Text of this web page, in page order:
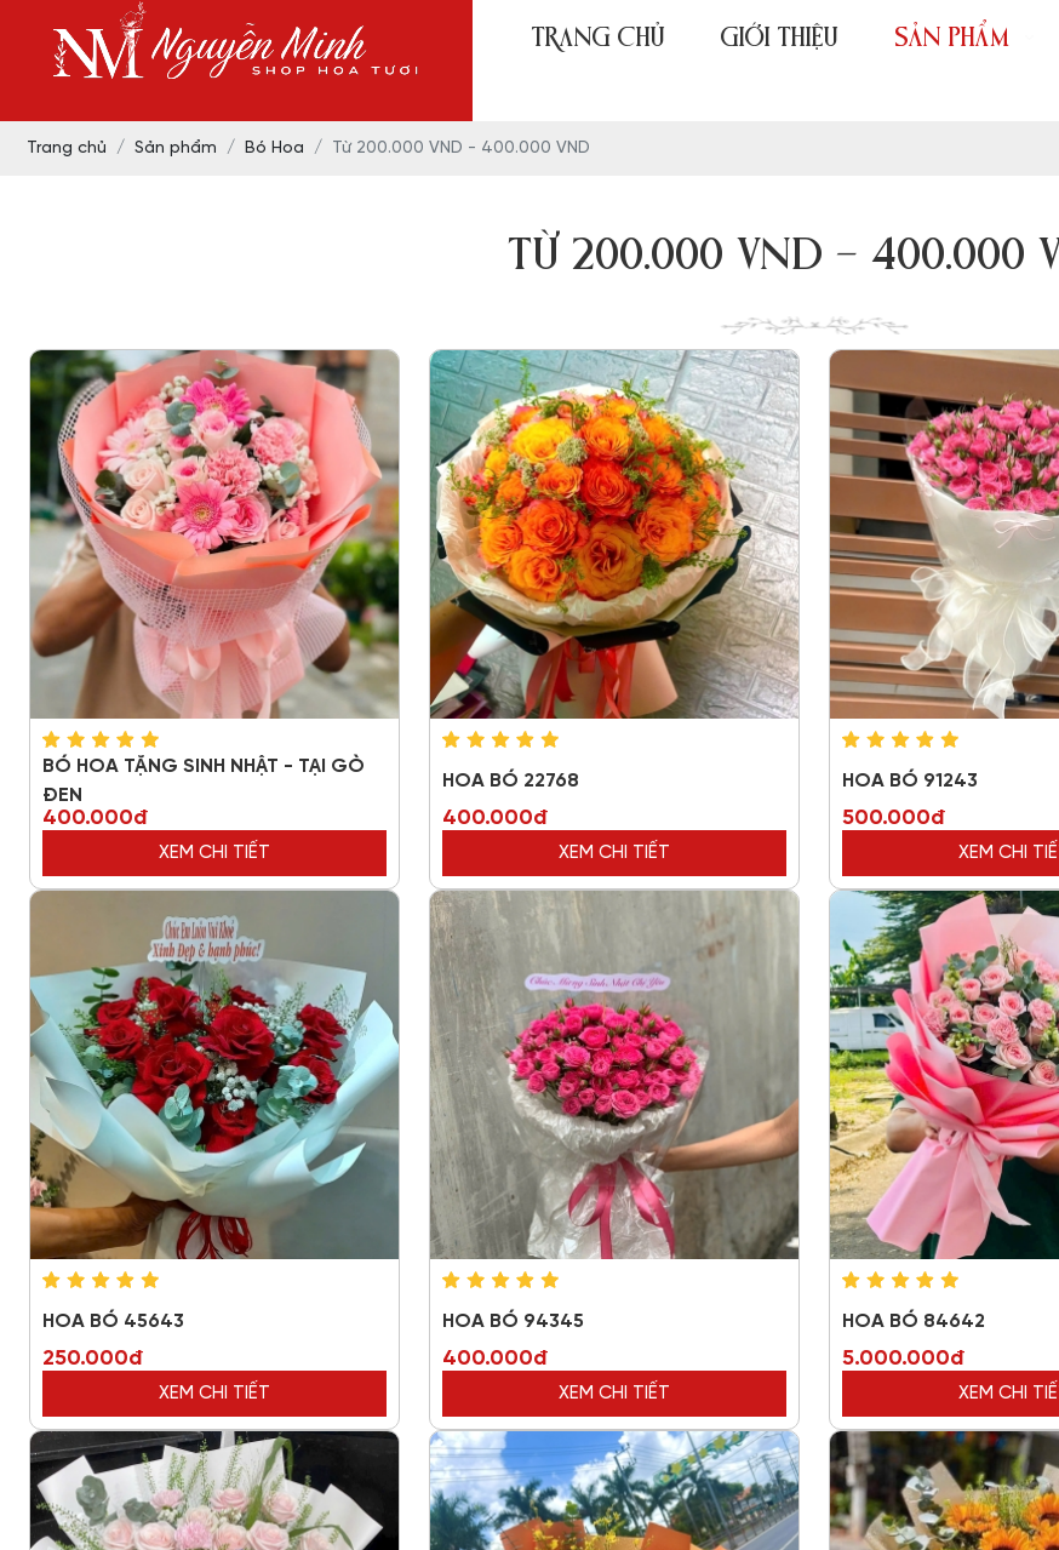
TRANG CHỦ GIỚI THIỆU SẢN PHẨM
Trang chủ Sản phẩm Bó Hoa Từ 200.000 VND - 400.000 VND
TỪ 200.000 VND - 400.000
BÓ HOA TẶNG SINH NHẬT - TẠI GÒ
ĐEN
400.000đ
XEM CHI TIẾT
HOA BÓ 22768
400.000đ
XEM CHI TIẾT
HOA BÓ 91243
500.000đ
XEM CHI
HOA BÓ 45643
250.000đ
XEM CHI TIẾT
HOA BÓ 94345
400.000đ
XEM CHI TIẾT
HOA BÓ 84642
5.000.000đ
XEM CHI